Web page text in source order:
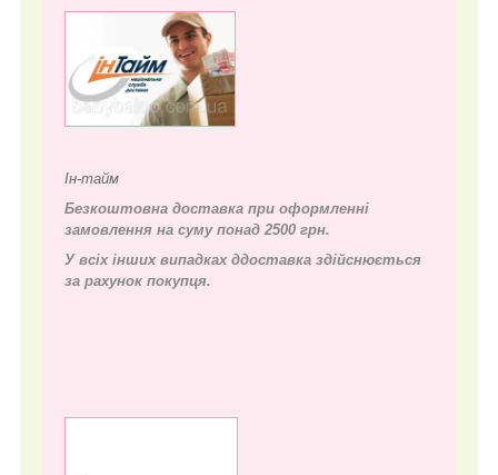
Ін-тайм
Безкоштовна доставка при оформленні
замовлення на суму понад 2500 грн.
У всіх інших випадках ддоставка здійснюється
за рахунок покупця.